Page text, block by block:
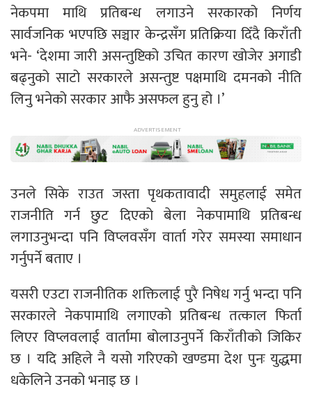
नेकपमा माथि प्रतिबन्ध लगाउने सरकारको निर्णय
सार्वजनिक भएपछि सञ्चार केन्द्रसँग प्रतिक्रिया दिँदै किराँती
भने- ‘देशमा जारी असन्तुष्टिको उचित कारण खोजेर अगाडी
बढ्नुको साटो सरकारले असन्तुष्ट पक्षमाथि दमनको नीति
लिनु भनेको सरकार आफै असफल हुनु हो ।’
उनले सिके राउत जस्ता पृथकतावादी समुहलाई समेत
राजनीति गर्न छुट दिएको बेला नेकपामाथि प्रतिबन्ध
लगाउनुभन्दा पनि विप्लवसँग वार्ता गरेर समस्या समाधान
गर्नुपर्ने बताए ।
यसरी एउटा राजनीतिक शक्तिलाई पुरै निषेध गर्नु भन्दा पनि
सरकारले नेकपामाथि लगाएको प्रतिबन्ध तत्काल फिर्ता
लिएर विप्लवलाई वार्तामा बोलाउनुपर्ने किराँतीको जिकिर
छ । यदि अहिले नै यसो गरिएको खण्डमा देश पुनः युद्धमा
धकेलिने उनको भनाइ छ ।